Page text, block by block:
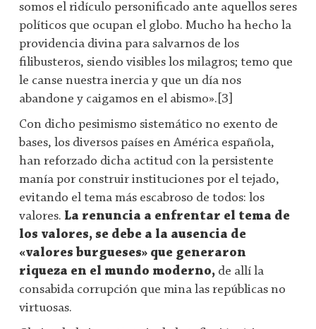
somos el ridículo personificado ante aquellos seres
políticos que ocupan el globo. Mucho ha hecho la
providencia divina para salvarnos de los
filibusteros, siendo visibles los milagros; temo que
le canse nuestra inercia y que un día nos
abandone y caigamos en el abismo».[3]
Con dicho pesimismo sistemático no exento de
bases, los diversos países en América española,
han reforzado dicha actitud con la persistente
manía por construir instituciones por el tejado,
evitando el tema más escabroso de todos: los
valores. La renuncia a enfrentar el tema de
los valores, se debe a la ausencia de
«valores burgueses» que generaron
riqueza en el mundo moderno, de allí la
consabida corrupción que mina las repúblicas no
virtuosas.